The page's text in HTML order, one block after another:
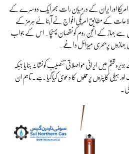
اور ایران کے درمیان رات بھر ایک دوسرے کے
اطلاعات کے مطابق امریکی افواج نے آبنائے ہرمز کے
جس سے جہاز کے انجن روم کو نقصان پہنچا۔ اس کے جواب
جہازوں پر بحری میزائل داغے۔
قشم میں ایرانی مواصلاتی تنصیب کو نشانہ بنایا جبکہ
ہیلی کاپٹروں پر حملوں کا دعویٰ کیا گیا ہے۔ تاہم ان